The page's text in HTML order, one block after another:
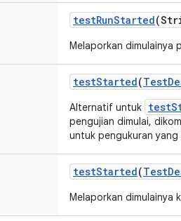
testRunStarted
Melaporkan dimulainya
testStarted(Test
Alternatif untuk
pengujian dimulai,
untuk pengukuran yang
testStarted(Test
Melaporkan dimulainya